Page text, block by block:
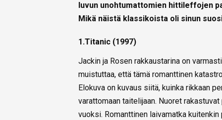
luvun unohtumattomien hittileffojen
Mikä näistä klassikoista oli sinun
1.Titanic (1997)
Jackin ja Rosen rakkaustarina on
muistuttaa, että tämä romanttinen
Elokuva on kuvaus siitä, kuinka rikkaan
varattomaan taitelijaan. Nuoret
vuoksi. Romanttinen laivamatka